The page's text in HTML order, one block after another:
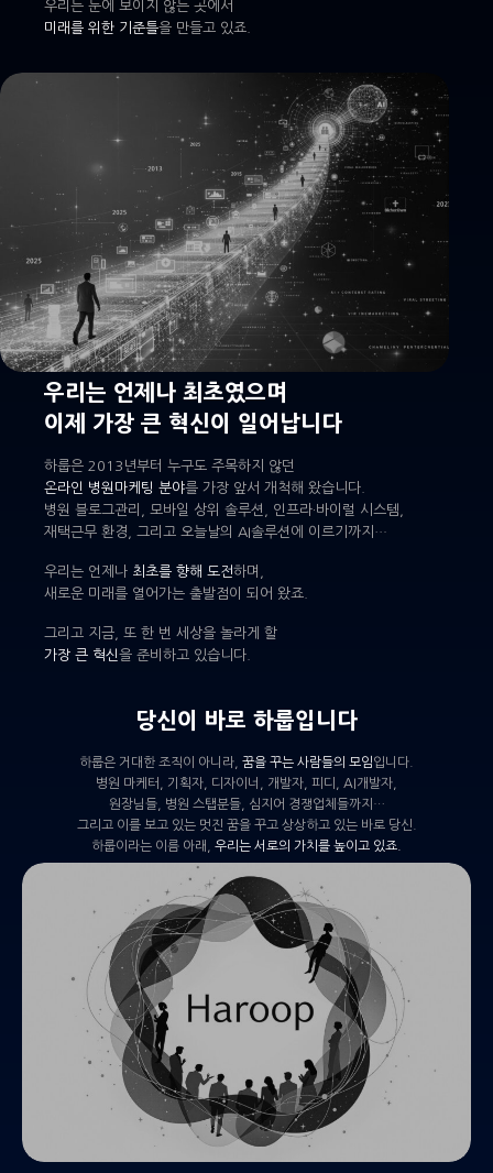
우리는 눈에 보이지 않는 곳에서
미래를 위한 기준틀을 만들고 있죠.
우리는 언제나 최초였으며
이제 가장 큰 혁신이 일어납니다
하룹은 2013년부터 누구도 주목하지 않던
온라인 병원마케팅 분야를 가장 앞서 개척해 왔습니다.
병원 블로그관리, 모바일 상위 솔루션, 인프라·바이럴 시스템,
재택근무 환경, 그리고 오늘날의 AI솔루션에 이르기까지…
우리는 언제나 최초를 향해 도전하며,
새로운 미래를 열어가는 출발점이 되어 왔죠.
그리고 지금, 또 한 번 세상을 놀라게 할
가장 큰 혁신을 준비하고 있습니다.
당신이 바로 하룹입니다
하룹은 거대한 조직이 아니라, 꿈을 꾸는 사람들의 모임입니다.
병원 마케터, 기획자, 디자이너, 개발자, 피디, AI개발자,
원장님들, 병원 스탭분들, 심지어 경쟁업체들까지…
그리고 이를 보고 있는 멋진 꿈을 꾸고 상상하고 있는 바로 당신.
하룹이라는 이름 아래, 우리는 서로의 가치를 높이고 있죠.